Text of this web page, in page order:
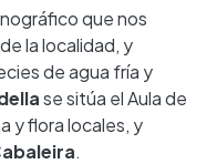
que nos
la localidad, y
de agua fría y
se sitúa el Aula de
y flora locales, y
.